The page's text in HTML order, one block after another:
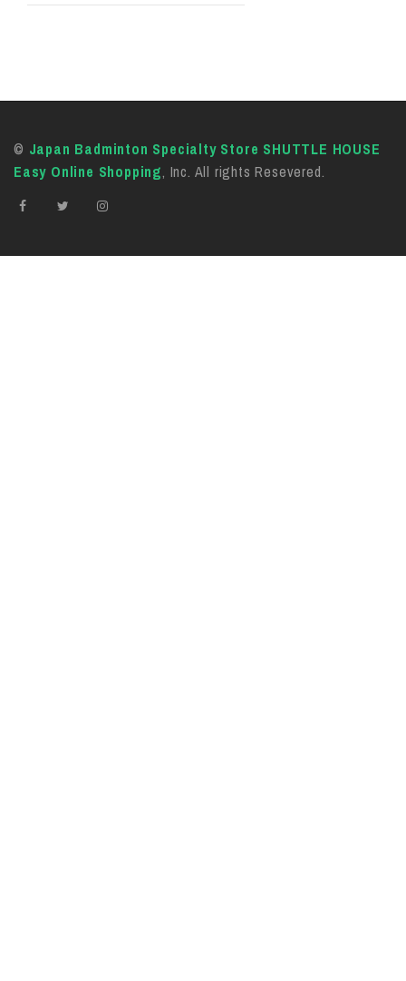
© Japan Badminton Specialty Store SHUTTLE HOUSE
Easy Online Shopping, Inc. All rights Resevered.